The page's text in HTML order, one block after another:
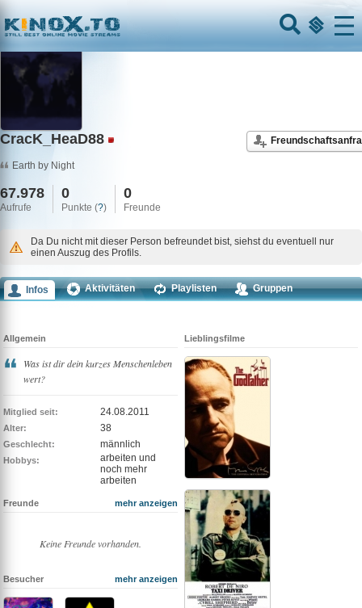
Home
Menu
CracK_HeaD88
Earth by Night
67.978
Aufrufe
0
Punkte (?)
0
Freunde
Da Du nicht mit dieser Person befreundet bist, siehst du eventuell nur
einen Auszug des Profils.
Infos Aktivitäten Playlisten
Gruppen
Allgemein
Was ist dir dein kurzes Menschenleben
wert?
Mitglied seit: 24.08.2011
Alter: 38
Geschlecht: männlich
Hobbys:
arbeiten und
noch mehr
arbeiten
Freunde mehr anzeigen
Keine Freunde vorhanden.
Besucher mehr anzeigen
Lieblingsfilme